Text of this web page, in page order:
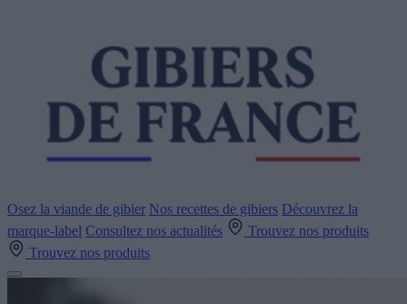
Osez la viande de gibier Nos recettes de gibiers Découvrez la
marque-label Consultez nos actualités
Trouvez nos produits
Trouvez nos produits